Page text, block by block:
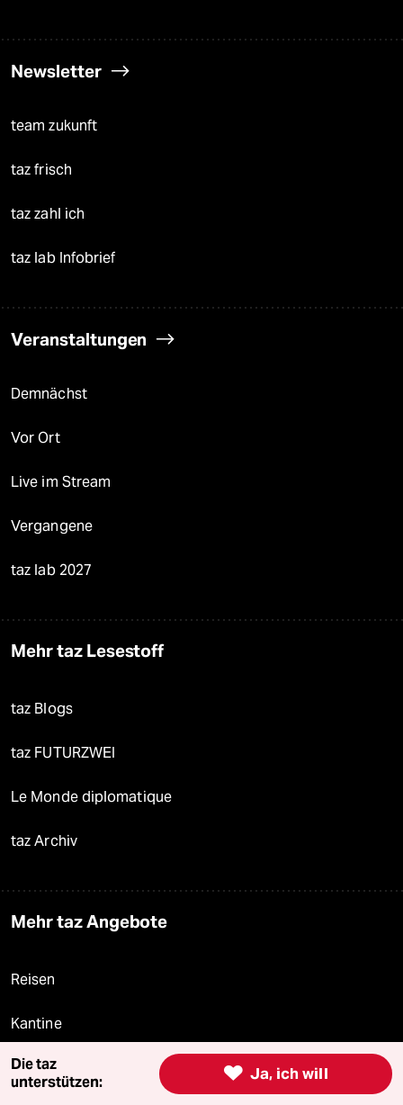
Newsletter
team zukunft
taz frisch
taz zahl ich
taz lab Infobrief
Veranstaltungen
Demnächst
Vor Ort
Live im Stream
Vergangene
taz lab 2027
Mehr taz Lesestoff
taz Blogs
taz FUTURZWEI
Le Monde diplomatique
taz Archiv
Mehr taz Angebote
Reisen
Kantine
Shop  Ja, ich will
Die taz
unterstützen: